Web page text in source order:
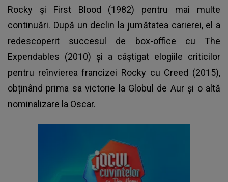
Rocky și First Blood (1982) pentru mai multe
continuări. După un declin la jumătatea carierei, el a
redescoperit succesul de box-office cu The
Expendables (2010) și a câștigat elogiile criticilor
pentru reînvierea francizei Rocky cu Creed (2015),
obținând prima sa victorie la Globul de Aur și o altă
nominalizare la Oscar.